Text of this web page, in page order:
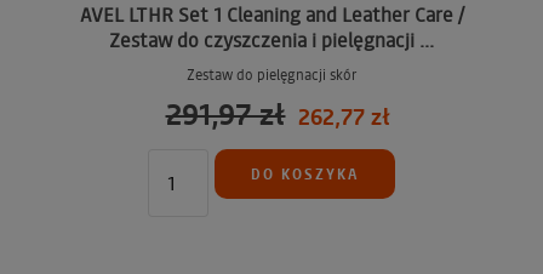
AVEL LTHR Set 1 Cleaning and Leather Care /
Zestaw do czyszczenia i pielęgnacji ...
Zestaw do pielęgnacji skór
291,97 zł 262,77 zł
DO KOSZYKA